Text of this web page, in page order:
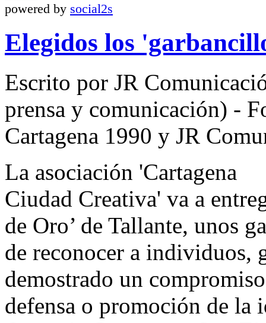
powered by social2s
Elegidos los
Escrito por JR
prensa y comunicación) -
Cartagena 1990 y JR
La asociación 'Cartagena
Ciudad Creativa' va a
de Oro’ de Tallante, unos
de reconocer a individuos,
demostrado un
defensa o promoción de